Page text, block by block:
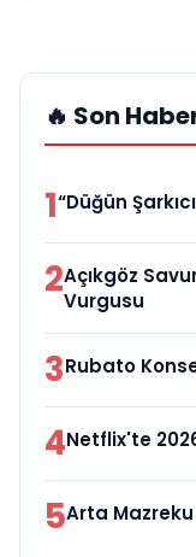
🔥 Son
1“Düğün
2Açıkgöz
Vurgusu
3Rubato
4Netflix'te
5Arta